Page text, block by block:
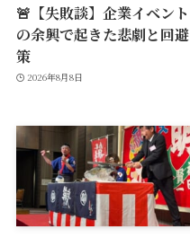
🚨【失敗談】企業イベント
の余興で起きた悲劇と回避
策
2026年8月8日